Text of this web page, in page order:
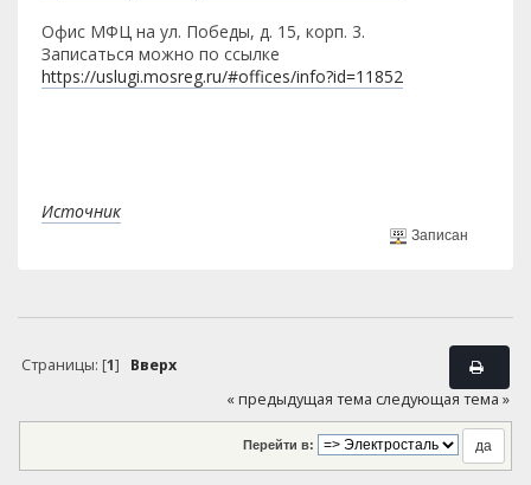
Офис МФЦ на ул. Победы, д. 15, корп. 3.
Записаться можно по ссылке
https://uslugi.mosreg.ru/#offices/info?id=11852
Источник
Записан
Страницы: [1] Вверх
« предыдущая тема следующая тема »
Перейти в: